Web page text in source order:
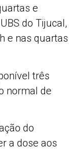
e
do Tijucal,
e nas quartas
três
normal de
do
a dose aos